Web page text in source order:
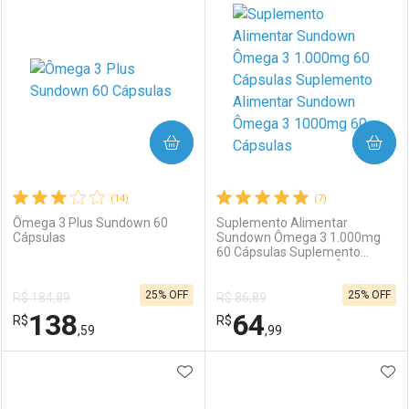
(14)
Ômega 3 Plus Sundown 60
Cápsulas
R$ 184,89
R$138,59
25% OFF
COMPRAR
(7)
Suplemento Alimentar
Sundown Ômega 3 1.000mg
60 Cápsulas Suplemento
R$ 86,89
R$64,99
25% OFF
COMPRAR
ADICIONAR AOS FAVORITOS